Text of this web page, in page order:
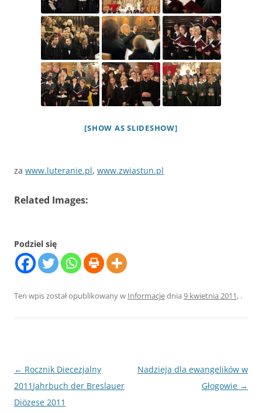
[SHOW AS SLIDESHOW]
za www.luteranie.pl, www.zwiastun.pl
Related Images:
Podziel się
Ten wpis został opublikowany w Informacjednia 9 kwietnia 2011, .
Nawigacja
wpisu
← Rocznik Diecezjalny
2011 Jahrbuch der Breslauer
Diözese 2011
Nadzieja dla ewangelików w
Głogowie →